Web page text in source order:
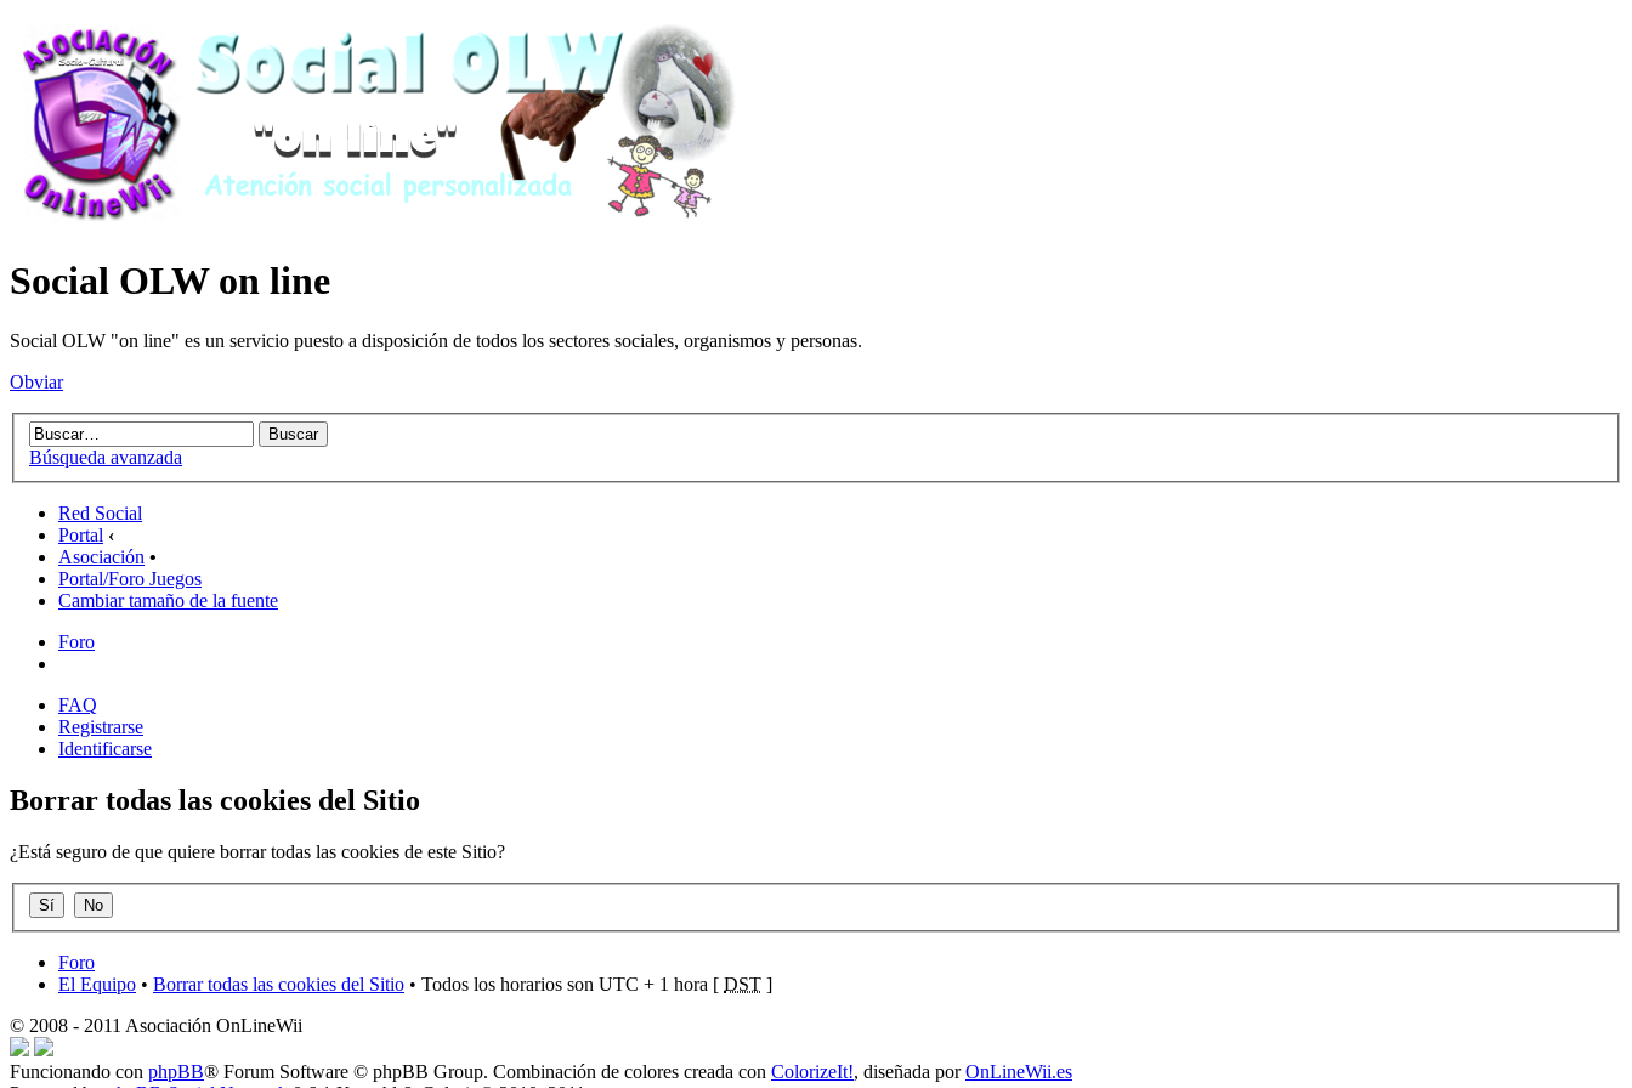
Social OLW on line
Social OLW "on line" es un servicio puesto a disposición de todos los sectores sociales, organismos y personas.
Obviar
Búsqueda avanzada
Red Social
Portal ‹
Asociación •
Portal/Foro Juegos
Cambiar tamaño de la fuente
Foro
FAQ
Registrarse
Identificarse
Borrar todas las cookies del Sitio
¿Está seguro de que quiere borrar todas las cookies de este Sitio?
Foro
El Equipo • Borrar todas las cookies del Sitio • Todos los horarios son UTC + 1 hora [ DST ]
© 2008 - 2011 Asociación OnLineWii
Funcionando con phpBB® Forum Software © phpBB Group. Combinación de colores creada con ColorizeIt!, diseñada porOnLineWii.es